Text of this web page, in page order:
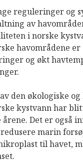
reguleringer og
av
i norske
havområdene
og økt
den økologiske
kystvann har
årene. Det er også
marin
til havet,